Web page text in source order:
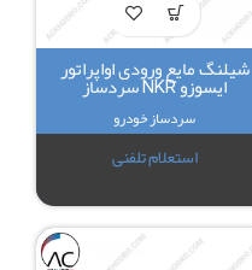
شیلنگ مایع ورودی اواپراتور
ایسوزو NKR سردساز
سردساز خودرو
استعلام تلفنی